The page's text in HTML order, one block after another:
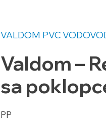
Valdom –
sa
PP
VALDOM PVC